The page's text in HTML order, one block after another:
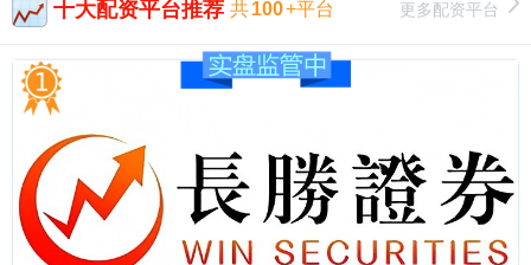
十大配资平台推荐 共100+平台 更多配资平台